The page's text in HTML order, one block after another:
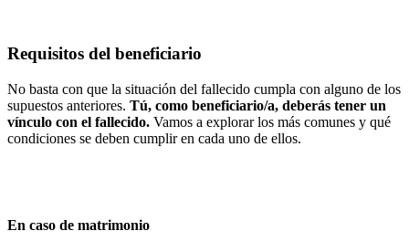
Requisitos del beneficiario
No basta con que la situación del fallecido cumpla con alguno de los
supuestos anteriores. Tú, como beneficiario/a, deberás tener un
vínculo con el fallecido. Vamos a explorar los más comunes y qué
condiciones se deben cumplir en cada uno de ellos.
En caso de matrimonio